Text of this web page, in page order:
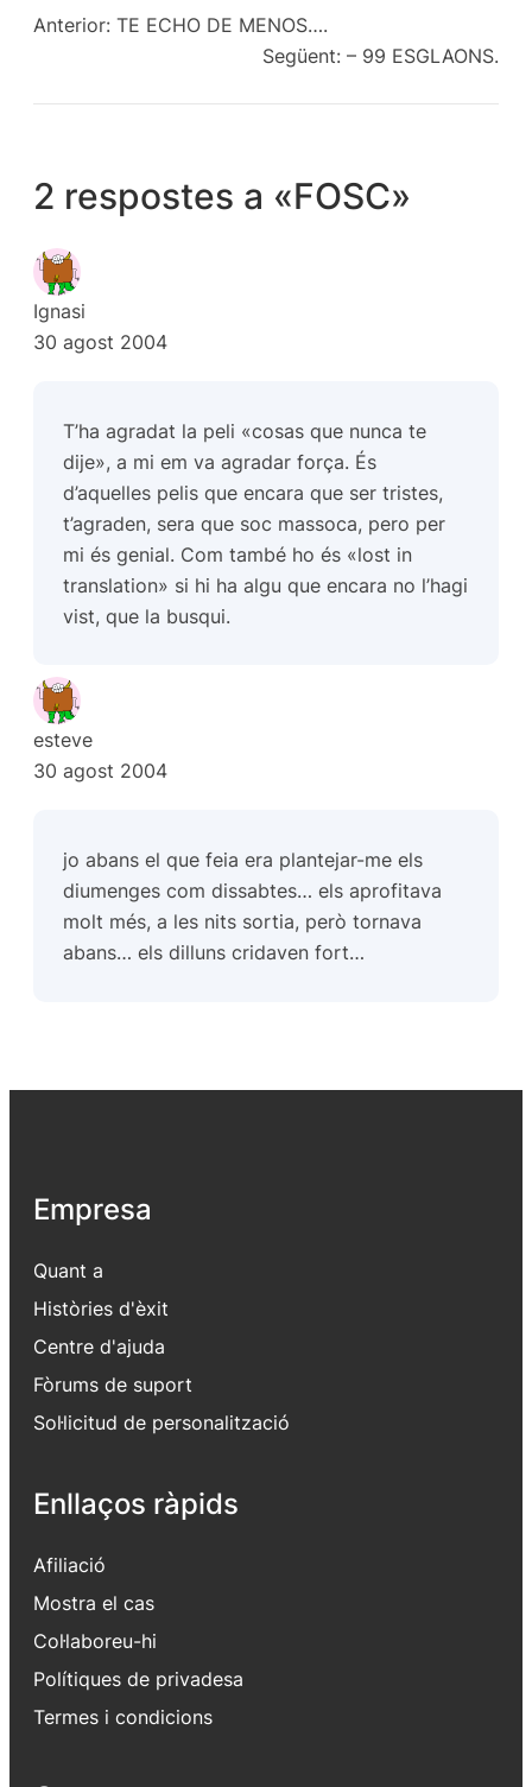
Anterior: TE ECHO DE MENOS….
Següent: – 99 ESGLAONS.
2 respostes a «FOSC»
Ignasi
30 agost 2004
T’ha agradat la peli «cosas que nunca te
dije», a mi em va agradar força. És
d’aquelles pelis que encara que ser tristes,
t’agraden, sera que soc massoca, pero per
mi és genial. Com també ho és «lost in
translation» si hi ha algu que encara no l’hagi
vist, que la busqui.
esteve
30 agost 2004
jo abans el que feia era plantejar-me els
diumenges com dissabtes… els aprofitava
molt més, a les nits sortia, però tornava
abans… els dilluns cridaven fort…
Empresa
Quant a
Històries d'èxit
Centre d'ajuda
Fòrums de suport
Sol·licitud de personalització
Enllaços ràpids
Afiliació
Mostra el cas
Col·laboreu-hi
Polítiques de privadesa
Termes i condicions